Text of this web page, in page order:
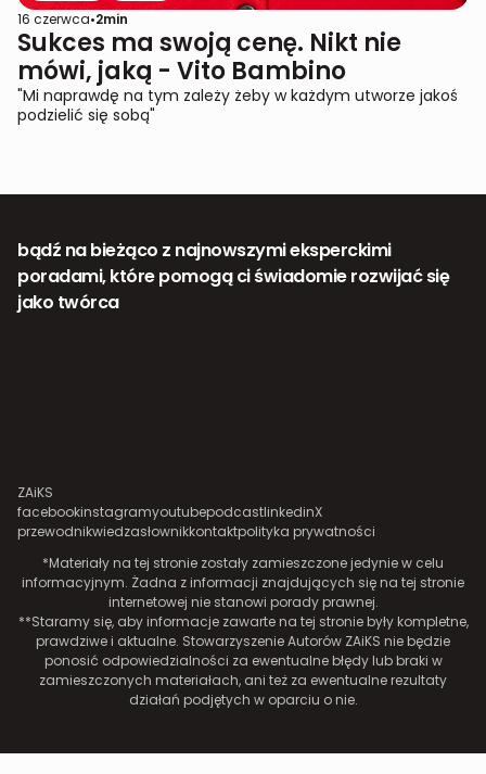
16 czerwca•2min
Sukces ma swoją cenę. Nikt nie
mówi, jaką - Vito Bambino
"Mi naprawdę na tym zależy żeby w każdym utworze jakoś
podzielić się sobą"
bądź na bieżąco z najnowszymi eksperckimi
poradami, które pomogą ci świadomie rozwijać się
jako twórca
ZAiKS
facebookinstagramyoutubepodcastlinkedinX
przewodnikwiedzasłownikkontaktpolityka prywatności
*Materiały na tej stronie zostały zamieszczone jedynie w celu
informacyjnym. Żadna z informacji znajdujących się na tej stronie
internetowej nie stanowi porady prawnej.
**Staramy się, aby informacje zawarte na tej stronie były kompletne,
prawdziwe i aktualne. Stowarzyszenie Autorów ZAiKS nie będzie
ponosić odpowiedzialności za ewentualne błędy lub braki w
zamieszczonych materiałach, ani też za ewentualne rezultaty
działań podjętych w oparciu o nie.